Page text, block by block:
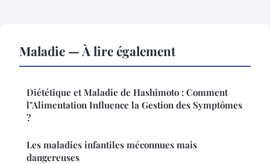
Maladie — À lire également
Diététique et Maladie de Hashimoto : Comment
l"Alimentation Influence la Gestion des Symptômes
?
Les maladies infantiles méconnues mais
dangereuses